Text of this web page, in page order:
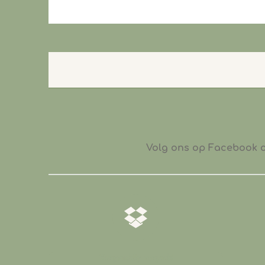
Volg ons op Facebook